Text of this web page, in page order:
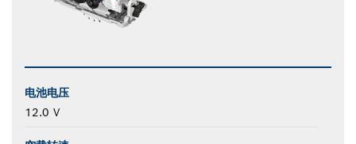
电池电压
12.0 V